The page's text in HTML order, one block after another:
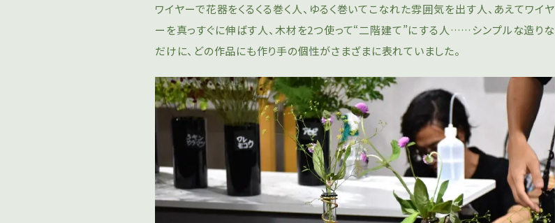
ワイヤーで花器をくるくる巻く人、ゆるく巻いてこなれた雰囲気を出す人、あえてワイヤ
ーを真っすぐに伸ばす人、木材を2つ使って“二階建て”にする人……シンプルな造りな
だけに、どの作品にも作り手の個性がさまざまに表れていました。